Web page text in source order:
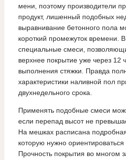
мени, поэтому производители
продукт, лишенный подобных
выравнивание бетонного пола
короткий промежуток времени.
специальные смеси,
верхнее покрытие уже через 12
выполнения стяжки. Правда
характеристики наливной пол
двухнедельного срока.
Применять подобные смеси
если перепад высот не
На мешках расписана
которую нужно
Прочность покрытия во многом